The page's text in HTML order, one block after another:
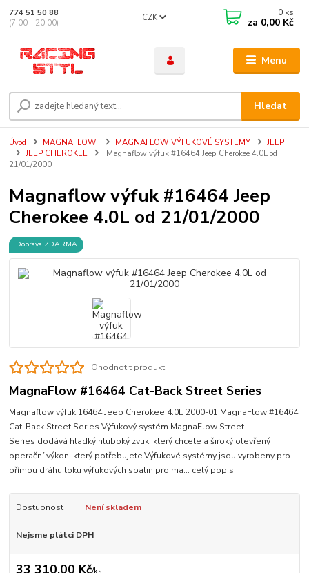
Menu
CZK
Hledat
774 51 50 88
(7:00 - 20:00)
0 ks
za 0,00 Kč
Úvod MAGNAFLOW MAGNAFLOW VÝFUKOVÉ SYSTEMY
JEEP
JEEP CHEROKEE
Magnaflow výfuk #16464 Jeep Cherokee 4.0L od
21/01/2000
Magnaflow výfuk #16464 Jeep
Cherokee 4.0L od 21/01/2000
Doprava ZDARMA
Ohodnotit produkt
MagnaFlow #16464 Cat-Back Street Series
Magnaflow výfuk 16464 Jeep Cherokee 4.0L 2000-01 MagnaFlow #16464
Cat-Back Street Series Výfukový systém MagnaFlow Street
Series dodává hladký hluboký zvuk, který chcete a široký otevřený
operační výkon, který potřebujete.Výfukové systémy jsou vyrobeny pro
přímou dráhu toku výfukových spalin pro ma... celý popis
Dostupnost Není skladem
Nejsme plátci DPH
33 310,00 Kč